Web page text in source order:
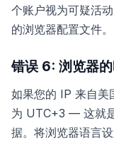
个账户视为可疑活
的浏览器配置文件。
错误 6: 浏览器
如果您的 IP 来自美
为 UTC+3 — 这就
据。将浏览器语言